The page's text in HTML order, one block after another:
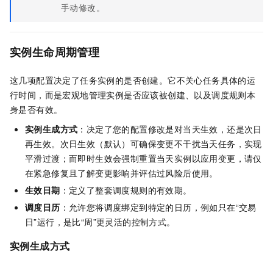
手动修改。
实例生命周期管理
这几项配置决定了任务实例的是否创建。它不关心任务具体的运
行时间，而是宏观地管理实例是否应该被创建、以及调度规则本
身是否有效。
实例生成方式 ：决定了您的配置修改是对当天生效，还是次日
再生效。次日生效（默认）可确保变更不干扰当天任务，实现
平滑过渡；而即时生效会强制重置当天实例以应用变更，请仅
在紧急修复且了解变更影响并评估过风险后使用。
生效日期 ：定义了整套调度规则的有效期。
调度日历 ：允许您将调度绑定到特定的日历，例如只在“交易
日”运行，是比“周”更灵活的控制方式。
实例生成方式